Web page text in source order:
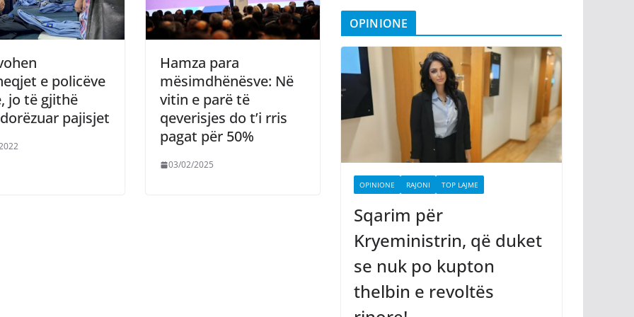
e policëve
jo të gjithë
pajisjet
Hamza para
mësimdhënësve: Në
vitin e parë të
qeverisjes do t’i rris
pagat për 50%
03/02/2025
OPINIONE
OPINIONE RAJONI TOP LAJME
Sqarim për
Kryeministrin, që duket
se nuk po kupton
thelbin e revoltës